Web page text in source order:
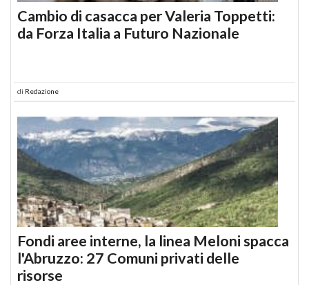
Cambio di casacca per Valeria Toppetti:
da Forza Italia a Futuro Nazionale
di Redazione
Fondi aree interne, la linea Meloni spacca
l'Abruzzo: 27 Comuni privati delle
risorse